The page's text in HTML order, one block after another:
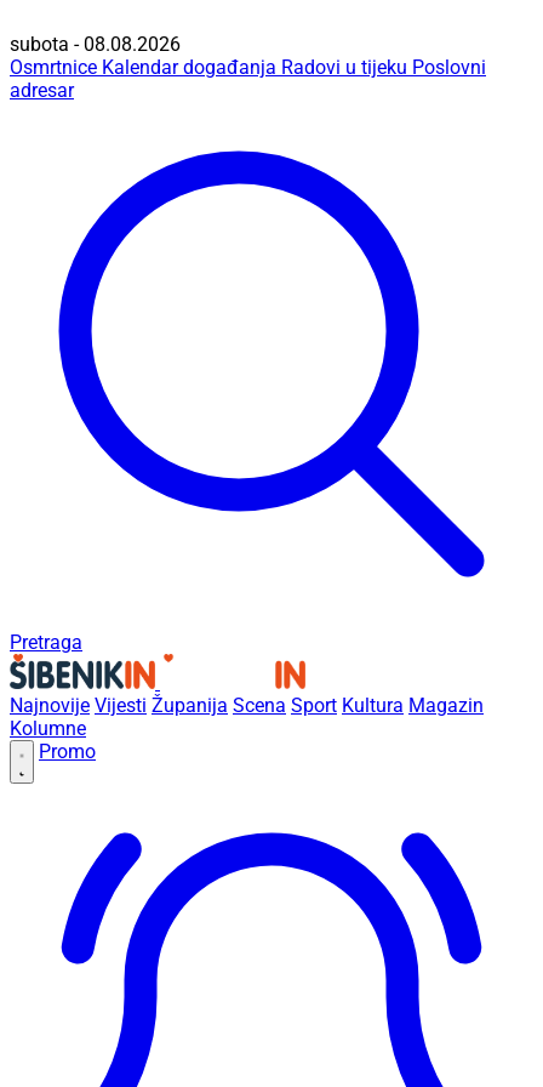
subota - 08.08.2026
Osmrtnice Kalendar događanja Radovi u tijeku Poslovni
adresar
Pretraga
Najnovije Vijesti Županija Scena Sport Kultura Magazin
Kolumne
Promo